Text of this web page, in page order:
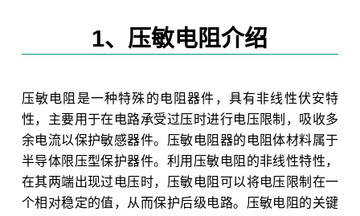
1、压敏电阻介绍
压敏电阻是一种特殊的电阻器件，具有非线性伏安特
性，主要用于在电路承受过压时进行电压限制，吸收多
余电流以保护敏感器件。压敏电阻器的电阻体材料属于
半导体限压型保护器件。利用压敏电阻的非线性特性，
在其两端出现过电压时，压敏电阻可以将电压限制在一
个相对稳定的值，从而保护后级电路。压敏电阻的关键